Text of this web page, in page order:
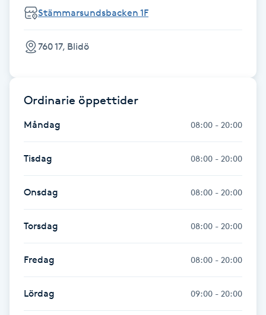
Friskvård
Frisör
Funktionsanalys
Färgning
Föning
Gel naglar
Gelenaglar
Stämmarsundsbacken 1F
760 17, Blidö
Ordinarie öppettider
Måndag 08:00 - 20:00
Tisdag 08:00 - 20:00
Onsdag 08:00 - 20:00
Torsdag 08:00 - 20:00
Fredag 08:00 - 20:00
Lördag 09:00 - 20:00